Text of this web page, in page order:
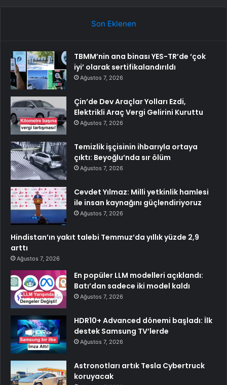
Son Eklenen
TBMM’nin ana binası YES-TR’de ‘çok
iyi’ olarak sertifikalandırıldı
Ağustos 7, 2026
Çin’de Dev Araçlar Yolları Ezdi,
Elektrikli Araç Vergi Gelirini Kuruttu
Ağustos 7, 2026
Temizlik işçisinin ihbarıyla ortaya
çıktı: Beyoğlu’nda sır ölüm
Ağustos 7, 2026
Cevdet Yılmaz: Milli yetkinlik hamlesi
ile insan kaynağını güçlendiriyoruz
Ağustos 7, 2026
Hindistan’ın yakıt talebi Temmuz’da yıllık yüzde 2,9
arttı
Ağustos 7, 2026
En popüler LLM modelleri açıklandı:
Batı’dan sadece iki model kaldı
Ağustos 7, 2026
HDR10+ Advanced dönemi başladı: İlk
destek Samsung TV’lerde
Ağustos 7, 2026
Astronotları artık Tesla Cybertruck
koruyacak